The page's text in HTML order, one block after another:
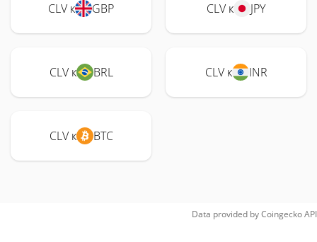
CLV к GBP CLV к JPY
CLV к BRL CLV к INR
CLV к BTC
Data provided byCoingeckoAPI